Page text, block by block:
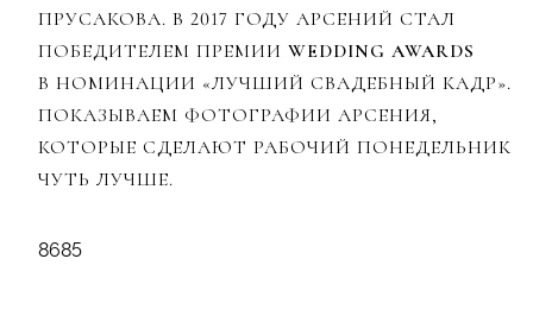
ПРУСАКОВА. В 2017 ГОДУ АРСЕНИЙ СТАЛ
ПОБЕДИТЕЛЕМ ПРЕМИИ WEDDING AWARDS
В НОМИНАЦИИ «ЛУЧШИЙ СВАДЕБНЫЙ КАДР».
ПОКАЗЫВАЕМ ФОТОГРАФИИ АРСЕНИЯ,
КОТОРЫЕ СДЕЛАЮТ РАБОЧИЙ ПОНЕДЕЛЬНИК
ЧУТЬ ЛУЧШЕ.
8685